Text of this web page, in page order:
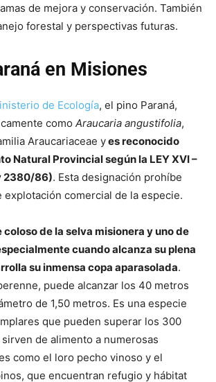
de mejora y conservación. También
forestal y perspectivas futuras.
en Misiones
de Ecología, el pino Paraná,
como Araucaria angustifolia,
Araucariaceae yes reconocido
Natural Provincial según la LEY XVI –
2380/86). Esta designación prohíbe
explotación comercial de la especie.
coloso de la selva misionera y uno de
cuando alcanza su plena
su inmensa copa aparasolada.
puede alcanzar los 40 metros
de 1,50 metros. Es una especie
que pueden superar los 300
de alimento a numerosas
como el loro pecho vinoso y el
que encuentran refugio y hábitat